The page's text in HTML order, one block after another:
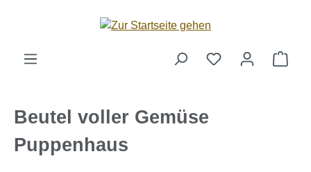
Zum Hauptinhalt springen
Beutel voller Gemüse
Puppenhaus